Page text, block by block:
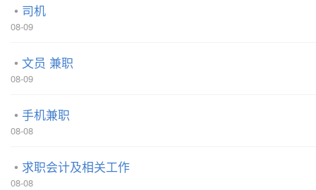
司机
08-09
文员 兼职
08-09
手机兼职
08-08
求职会计及相关工作
08-08